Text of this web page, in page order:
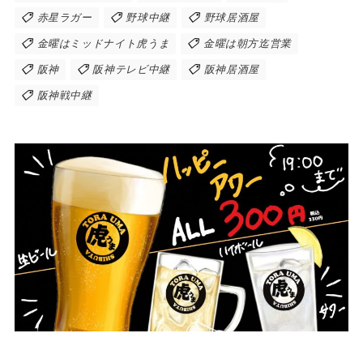
赤星ラガー 野球中継 野球居酒屋
金曜はミッドナイト虎うま 金曜は朝方迄営業
阪神 阪神テレビ中継 阪神居酒屋
阪神戦中継